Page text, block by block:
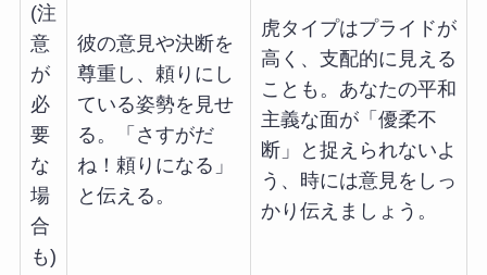
(注
意
が
必
要
な
場
合
も)
彼の意見や決断を
尊重し、頼りにし
ている姿勢を見せ
る。「さすがだ
ね！頼りになる」
と伝える。
虎タイプはプライドが
高く、支配的に見える
ことも。あなたの平和
主義な面が「優柔不
断」と捉えられないよ
う、時には意見をしっ
かり伝えましょう。